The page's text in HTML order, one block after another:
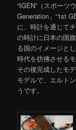
“IGEN”（スポーツ
Generation」“1st
に、時計を通じて
の時計に日本の国
る国のイメージと
時代を彷彿させるモ
その後完成したモ
モデルで、エルト
うです。